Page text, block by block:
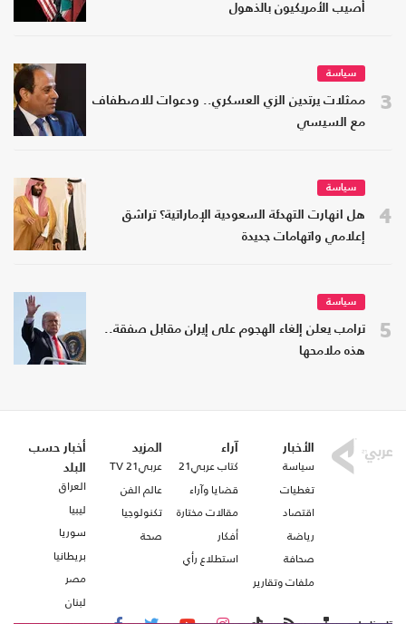
أصيب الأمريكيون بالذهول
3
سياسة
ممثلات يرتدين الزي العسكري.. ودعوات للاصطفاف
مع السيسي
4
سياسة
هل انهارت التهدئة السعودية الإماراتية؟ تراشق
إعلامي واتهامات جديدة
5
سياسة
ترامب يعلن إلغاء الهجوم على إيران مقابل صفقة..
هذه ملامحها
الأخبار
سياسة
تغطيات
اقتصاد
رياضة
صحافة
ملفات وتقارير
آراء
كتاب عربي21
قضايا وآراء
مقالات مختارة
أفكار
استطلاع رأي
المزيد
عربي21 TV
عالم الفن
تكنولوجيا
صحة
أخبار حسب
البلد
العراق
ليبيا
سوريا
بريطانيا
مصر
لبنان